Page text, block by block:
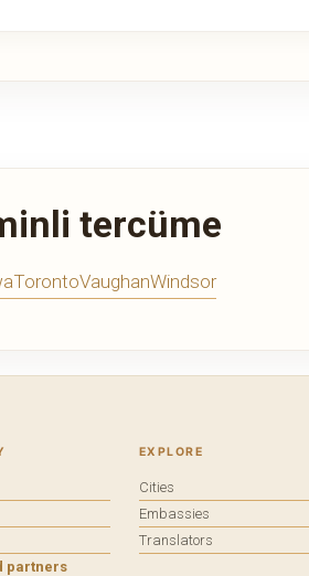
tercüme
TorontoVaughanWindsor
partners
EXPLORE
Cities
Embassies
Translators